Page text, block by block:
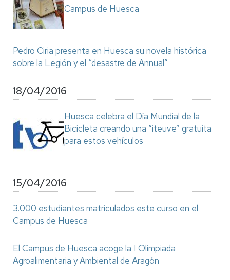
Campus de Huesca
Pedro Ciria presenta en Huesca su novela histórica
sobre la Legión y el “desastre de Annual”
18/04/2016
Huesca celebra el Día Mundial de la
Bicicleta creando una “iteuve” gratuita
para estos vehículos
15/04/2016
3.000 estudiantes matriculados este curso en el
Campus de Huesca
El Campus de Huesca acoge la I Olimpiada
Agroalimentaria y Ambiental de Aragón